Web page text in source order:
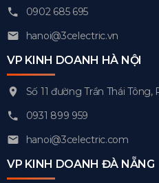
0902 685 695
hanoi@3celectric.vn
VP KINH DOANH HÀ NỘI
Số 11 đường Trần Thái
0931 899 959
hanoi@3celectric.com
VP KINH DOANH ĐÀ NẴNG